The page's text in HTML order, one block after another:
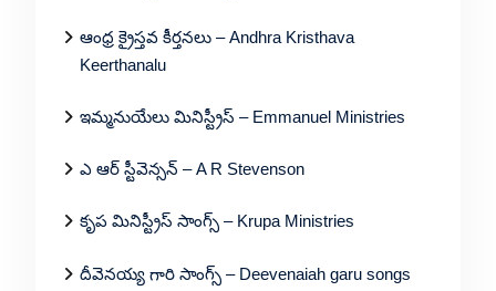
ఆంధ్ర క్రైస్తవ కీర్తనలు – Andhra Kristhava
Keerthanalu
ఇమ్మనుయేలు మినిస్ట్రీస్ – Emmanuel Ministries
ఎ ఆర్ స్టీవెన్సన్ – A R Stevenson
కృప మినిస్ట్రీస్ సాంగ్స్ – Krupa Ministries
దీవెనయ్య గారి సాంగ్స్ – Deevenaiah garu songs